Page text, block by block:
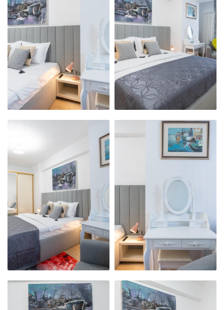
MODERN,
PRIMITOR ȘI
CURAT
MODERN,
PRIMITOR ȘI
CURAT
APARTAMENTUL
NOSTRU
MODERN,
PRIMITOR ȘI
CURAT
APARTAMENTUL
NOSTRU
MODERN,
PRIMITOR ȘI
CURAT
APARTAMENTUL
APARTAMENTUL